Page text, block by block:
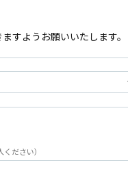
すようお願いいたします。
ださい）